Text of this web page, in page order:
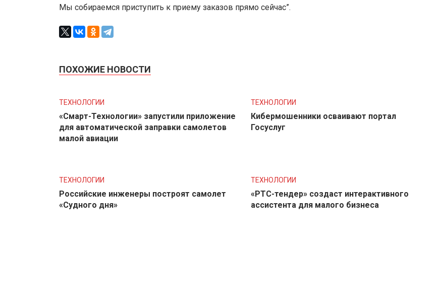
Мы собираемся приступить к приему заказов прямо сейчас”.
ПОХОЖИЕ НОВОСТИ
ТЕХНОЛОГИИ
«Смарт-Технологии» запустили приложение
для автоматической заправки самолетов
малой авиации
ТЕХНОЛОГИИ
Кибермошенники осваивают портал
Госуслуг
ТЕХНОЛОГИИ
Российские инженеры построят самолет
«Судного дня»
ТЕХНОЛОГИИ
«РТС-тендер» создаст интерактивного
ассистента для малого бизнеса